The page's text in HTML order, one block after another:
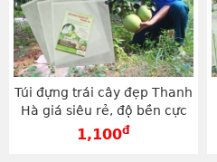
Túi đựng trái cây đẹp Thanh
Hà giá siêu rẻ, độ bền cực
cao kích thước 30x35cm -
1,100đ